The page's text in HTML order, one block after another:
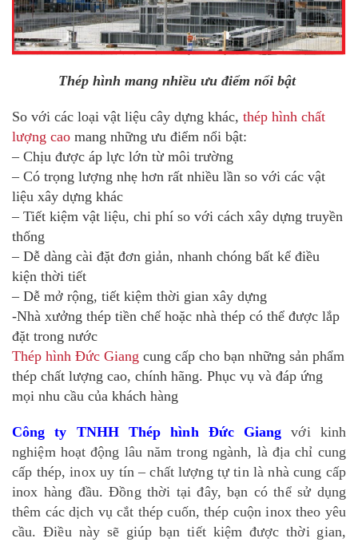
Thép hình mang nhiều ưu điểm nổi bật
So với các loại vật liệu cây dựng khác, thép hình chất
lượng cao mang những ưu điểm nổi bật:
– Chịu được áp lực lớn từ môi trường
– Có trọng lượng nhẹ hơn rất nhiều lần so với các vật
liệu xây dựng khác
– Tiết kiệm vật liệu, chi phí so với cách xây dựng truyền
thống
– Dễ dàng cài đặt đơn giản, nhanh chóng bất kể điều
kiện thời tiết
– Dễ mở rộng, tiết kiệm thời gian xây dựng
-Nhà xưởng thép tiền chế hoặc nhà thép có thể được lắp
đặt trong nước
Thép hình Đức Giang cung cấp cho bạn những sản phẩm
thép chất lượng cao, chính hãng. Phục vụ và đáp ứng
mọi nhu cầu của khách hàng
Công ty TNHH Thép hình Đức Giang với kinh
nghiệm hoạt động lâu năm trong ngành, là địa chỉ cung
cấp thép, inox uy tín – chất lượng tự tin là nhà cung cấp
inox hàng đầu. Đồng thời tại đây, bạn có thể sử dụng
thêm các dịch vụ cắt thép cuốn, thép cuộn inox theo yêu
cầu. Điều này sẽ giúp bạn tiết kiệm được thời gian,